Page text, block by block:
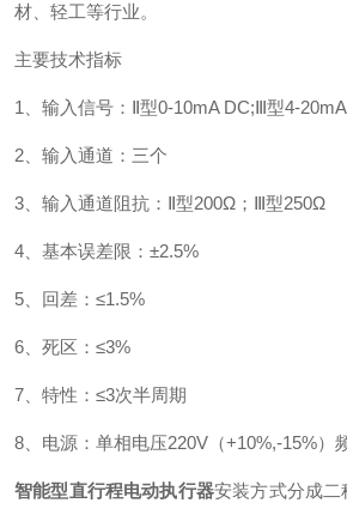
材、轻工等行业。
主要技术指标
1、输入信号：Ⅱ型0-10mA DC;Ⅲ型4-
2、输入通道：三个
3、输入通道阻抗：Ⅱ型200Ω；Ⅲ型250Ω
4、基本误差限：±2.5%
5、回差：≤1.5%
6、死区：≤3%
7、特性：≤3次半周期
8、电源：单相电压220V（+10%,-15%）
智能型直行程电动执行器安装方式分成二